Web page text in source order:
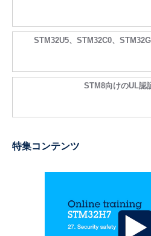
STM32U5、STM32C0、
STM8向けのUL認
特集コンテンツ